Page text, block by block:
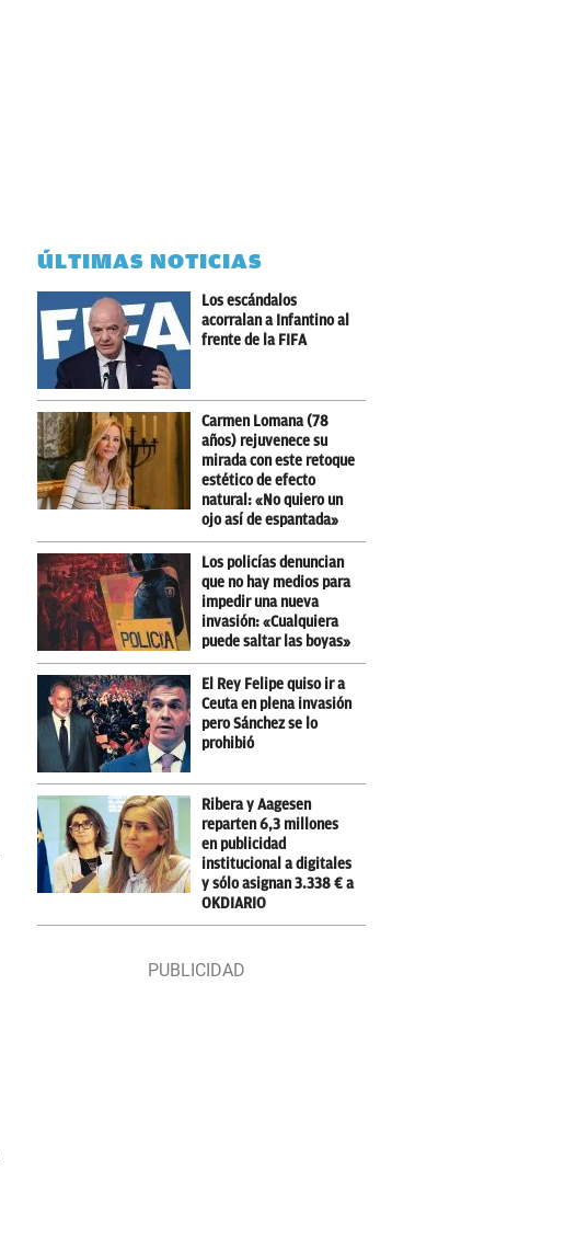
ÚLTIMAS NOTICIAS
Los escándalos
acorralan a Infantino al
frente de la FIFA
Carmen Lomana (78
años) rejuvenece su
mirada con este retoque
estético de efecto
natural: «No quiero un
ojo así de espantada»
Los policías denuncian
que no hay medios para
impedir una nueva
invasión: «Cualquiera
puede saltar las boyas»
El Rey Felipe quiso ir a
Ceuta en plena invasión
pero Sánchez se lo
prohibió
Ribera y Aagesen
reparten 6,3 millones
en publicidad
institucional a digitales
y sólo asignan 3.338 € a
OKDIARIO